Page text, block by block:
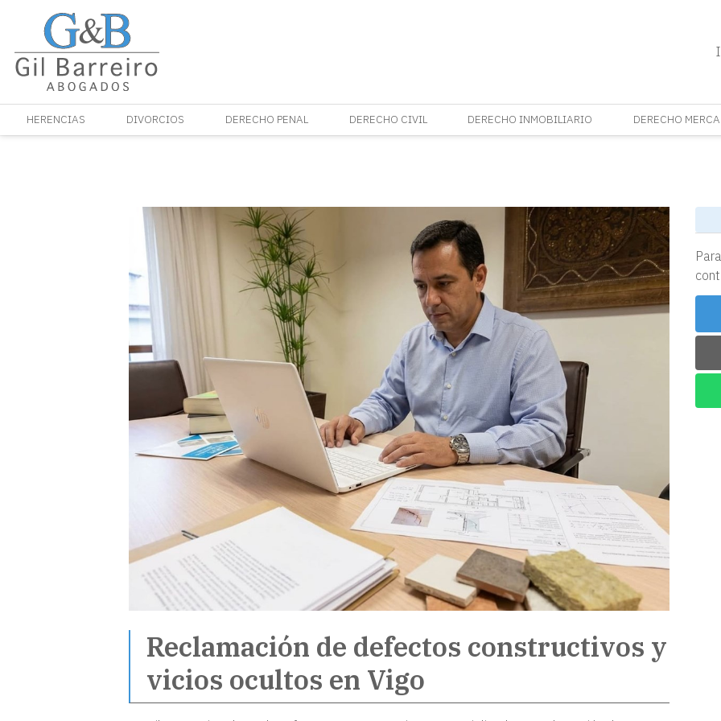
HERENCIAS DIVORCIOS DERECHO PENAL DERECHO CIVIL DERECHO INMOBILIARIO DERECHO
Reclamación de defectos constructivos y
vicios ocultos en Vigo